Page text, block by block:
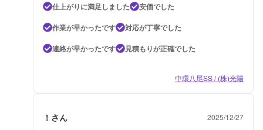
仕上がりに満足しました
安価でした
作業が早かったです
対応が丁寧でした
連絡が早かったです
見積もりが正確でした
中環八尾SS / (株)光陽
！さん 2025/12/27